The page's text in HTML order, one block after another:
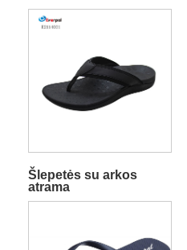
Šlepetės su arkos
atrama